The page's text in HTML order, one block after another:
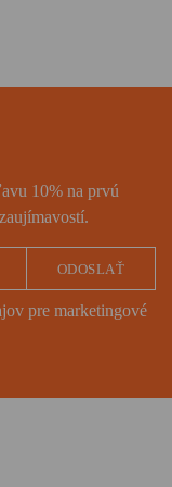
10% na prvú
pre marketingové
ODOSLAŤ